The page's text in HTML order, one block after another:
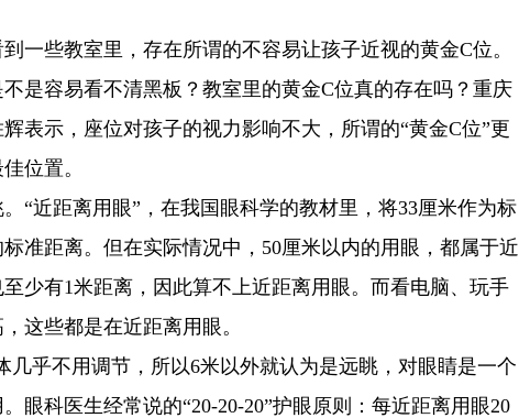
一些教室里，存在所谓的不容易让孩子近视的黄金C位。
是容易看不清黑板？教室里的黄金C位真的存在吗？重庆
表示，座位对孩子的视力影响不大，所谓的“黄金C位”更
位置。
“近距离用眼”，在我国眼科学的教材里，将33厘米作为标
准距离。但在实际情况中，50厘米以内的用眼，都属于近
少有1米距离，因此算不上近距离用眼。而看电脑、玩手
这些都是在近距离用眼。
几乎不用调节，所以6米以外就认为是远眺，对眼睛是一个
眼科医生经常说的“20-20-20”护眼原则：每近距离用眼20